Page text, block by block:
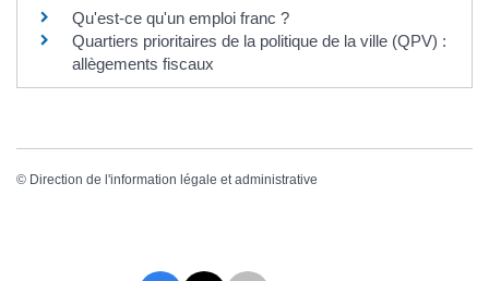
Qu'est-ce qu'un emploi franc ?
Quartiers prioritaires de la politique de la ville (QPV) :
allègements fiscaux
© Direction de l'information légale et administrative